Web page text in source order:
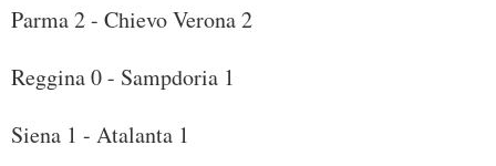
Parma 2 - Chievo Verona 2
Reggina 0 - Sampdoria 1
Siena 1 - Atalanta 1